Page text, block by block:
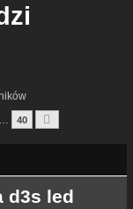
40
d3s led